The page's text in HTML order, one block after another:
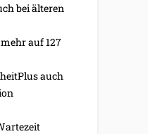
bei älteren
auf 127
auch